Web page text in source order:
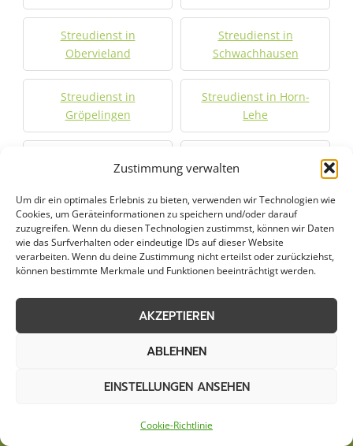
Zustimmung verwalten
Um dir ein optimales Erlebnis zu bieten, verwenden wir Technologien wie
Cookies, um Geräteinformationen zu speichern und/oder darauf
zuzugreifen. Wenn du diesen Technologien zustimmst, können wir Daten
wie das Surfverhalten oder eindeutige IDs auf dieser Website
verarbeiten. Wenn du deine Zustimmung nicht erteilst oder zurückziehst,
können bestimmte Merkmale und Funktionen beeinträchtigt werden.
AKZEPTIEREN
ABLEHNEN
EINSTELLUNGEN ANSEHEN
Cookie-Richtlinie
Streudienst in
Obervieland
Streudienst in
Schwachhausen
Streudienst in
Gröpelingen
Streudienst in Horn-
Lehe
Oberneuland
Streudienst in
Blumenthal
Jetzt Anfrage stellen